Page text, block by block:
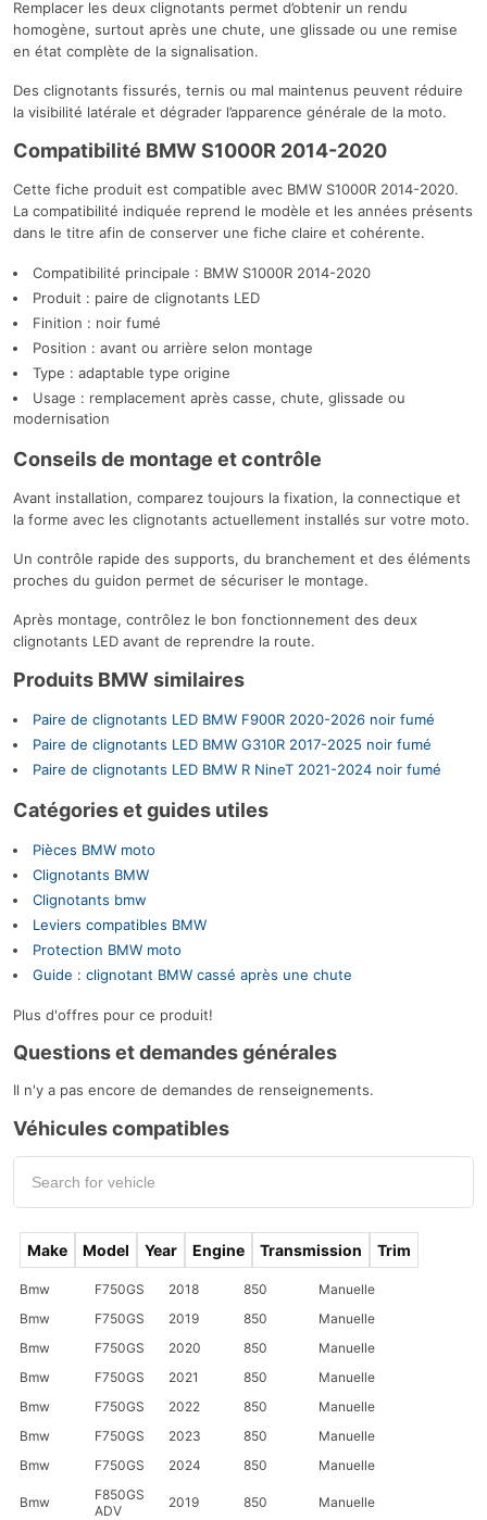
Remplacer les deux clignotants permet d’obtenir un rendu
homogène, surtout après une chute, une glissade ou une remise
en état complète de la signalisation.
Des clignotants fissurés, ternis ou mal maintenus peuvent réduire
la visibilité latérale et dégrader l’apparence générale de la moto.
Compatibilité BMW S1000R 2014-2020
Cette fiche produit est compatible avec BMW S1000R 2014-2020.
La compatibilité indiquée reprend le modèle et les années présents
dans le titre afin de conserver une fiche claire et cohérente.
Compatibilité principale : BMW S1000R 2014-2020
Produit : paire de clignotants LED
Finition : noir fumé
Position : avant ou arrière selon montage
Type : adaptable type origine
Usage : remplacement après casse, chute, glissade ou
modernisation
Conseils de montage et contrôle
Avant installation, comparez toujours la fixation, la connectique et
la forme avec les clignotants actuellement installés sur votre moto.
Un contrôle rapide des supports, du branchement et des éléments
proches du guidon permet de sécuriser le montage.
Après montage, contrôlez le bon fonctionnement des deux
clignotants LED avant de reprendre la route.
Produits BMW similaires
Paire de clignotants LED BMW F900R 2020-2026 noir fumé
Paire de clignotants LED BMW G310R 2017-2025 noir fumé
Paire de clignotants LED BMW R NineT 2021-2024 noir fumé
Catégories et guides utiles
Pièces BMW moto
Clignotants BMW
Clignotants bmw
Leviers compatibles BMW
Protection BMW moto
Guide : clignotant BMW cassé après une chute
Plus d'offres pour ce produit!
Questions et demandes générales
Il n'y a pas encore de demandes de renseignements.
Véhicules compatibles
Make Model Year Engine Transmission Trim
Bmw F750GS 2018 850
Manuelle
Bmw
F750GS 2019 850
Manuelle
Bmw
F750GS 2020 850
Manuelle
Bmw
F750GS 2021 850
Manuelle
Bmw
F750GS 2022 850
Manuelle
Bmw
F750GS 2023 850
Manuelle
Bmw
F750GS 2024 850 Manuelle
Bmw
F850GS
ADV
2019 850 Manuelle